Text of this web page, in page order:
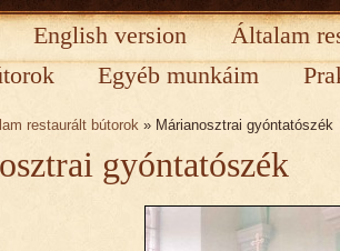
English version
Általam
Egyéb munkáim
restaurált bútorok » Márianosztrai gyóntatószék
gyóntatószék